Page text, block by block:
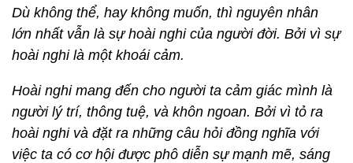
Dù không thể, hay không muốn, thì nguyên nhân
lớn nhất vẫn là sự hoài nghi của người đời. Bởi vì sự
hoài nghi là một khoái cảm.
Hoài nghi mang đến cho người ta cảm giác mình là
người lý trí, thông tuệ, và khôn ngoan. Bởi vì tỏ ra
hoài nghi và đặt ra những câu hỏi đồng nghĩa với
việc ta có cơ hội được phô diễn sự mạnh mẽ, sáng